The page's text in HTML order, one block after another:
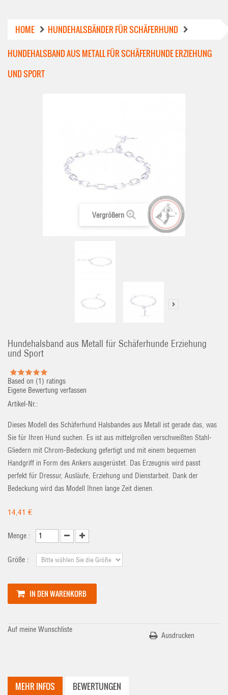
HOME
HUNDEHALSBÄNDER FÜR SCHÄFERHUND
HUNDEHALSBAND AUS METALL FÜR SCHÄFERHUNDE ERZIEHUNG
UND SPORT
Vergrößern
Hundehalsband aus Metall für Schäferhunde Erziehung
und Sport
Based on (1) ratings
Eigene Bewertung verfassen
Artikel-Nr.:
Dieses Modell des Schäferhund Halsbandes aus Metall ist gerade das, was
Sie für Ihren Hund suchen. Es ist aus mittelgroßen verschweißten Stahl-
Gliedern mit Chrom-Bedeckung gefertigt und mit einem bequemen
Handgriff in Form des Ankers ausgerüstet. Das Erzeugnis wird passt
perfekt für Dressur, Ausläufe, Erziehung und Dienstarbeit. Dank der
Bedeckung wird das Modell Ihnen lange Zeit dienen.
14,41 €
Menge :
Größe :
IN DEN WARENKORB
Auf meine Wunschliste
Ausdrucken
MEHR INFOS BEWERTUNGEN